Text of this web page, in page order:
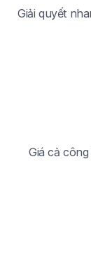
Giải quyết
Giá cả